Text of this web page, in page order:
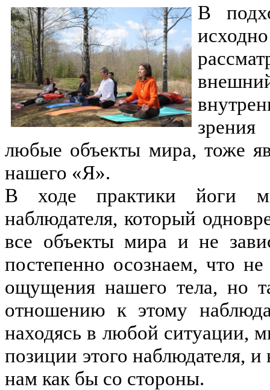
В
любые объекты мира, тоже
нашего «Я».
В ходе практики йоги
наблюдателя, который
все объекты мира и не
постепенно осознаем, что
ощущения нашего тела, но
отношению к этому
находясь в любой ситуации,
позиции этого наблюдателя,
нам как бы со стороны.